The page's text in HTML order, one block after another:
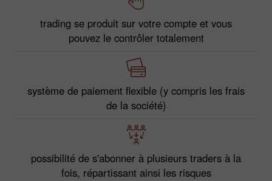
trading se produit sur votre compte et vous
pouvez le contrôler totalement
système de paiement flexible (y compris les frais
de la société)
possibilité de s'abonner à plusieurs traders à la
fois, répartissant ainsi les risques